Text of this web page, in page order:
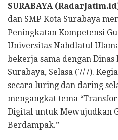
SURABAYA
dan SMP Kota Surabaya
Peningkatan Kompetensi
Universitas Nahdlatul
bekerja sama dengan
Surabaya, Selasa (7/7).
secara luring dan daring
mengangkat tema
Digital untuk Mewujudkan
Berdampak.”